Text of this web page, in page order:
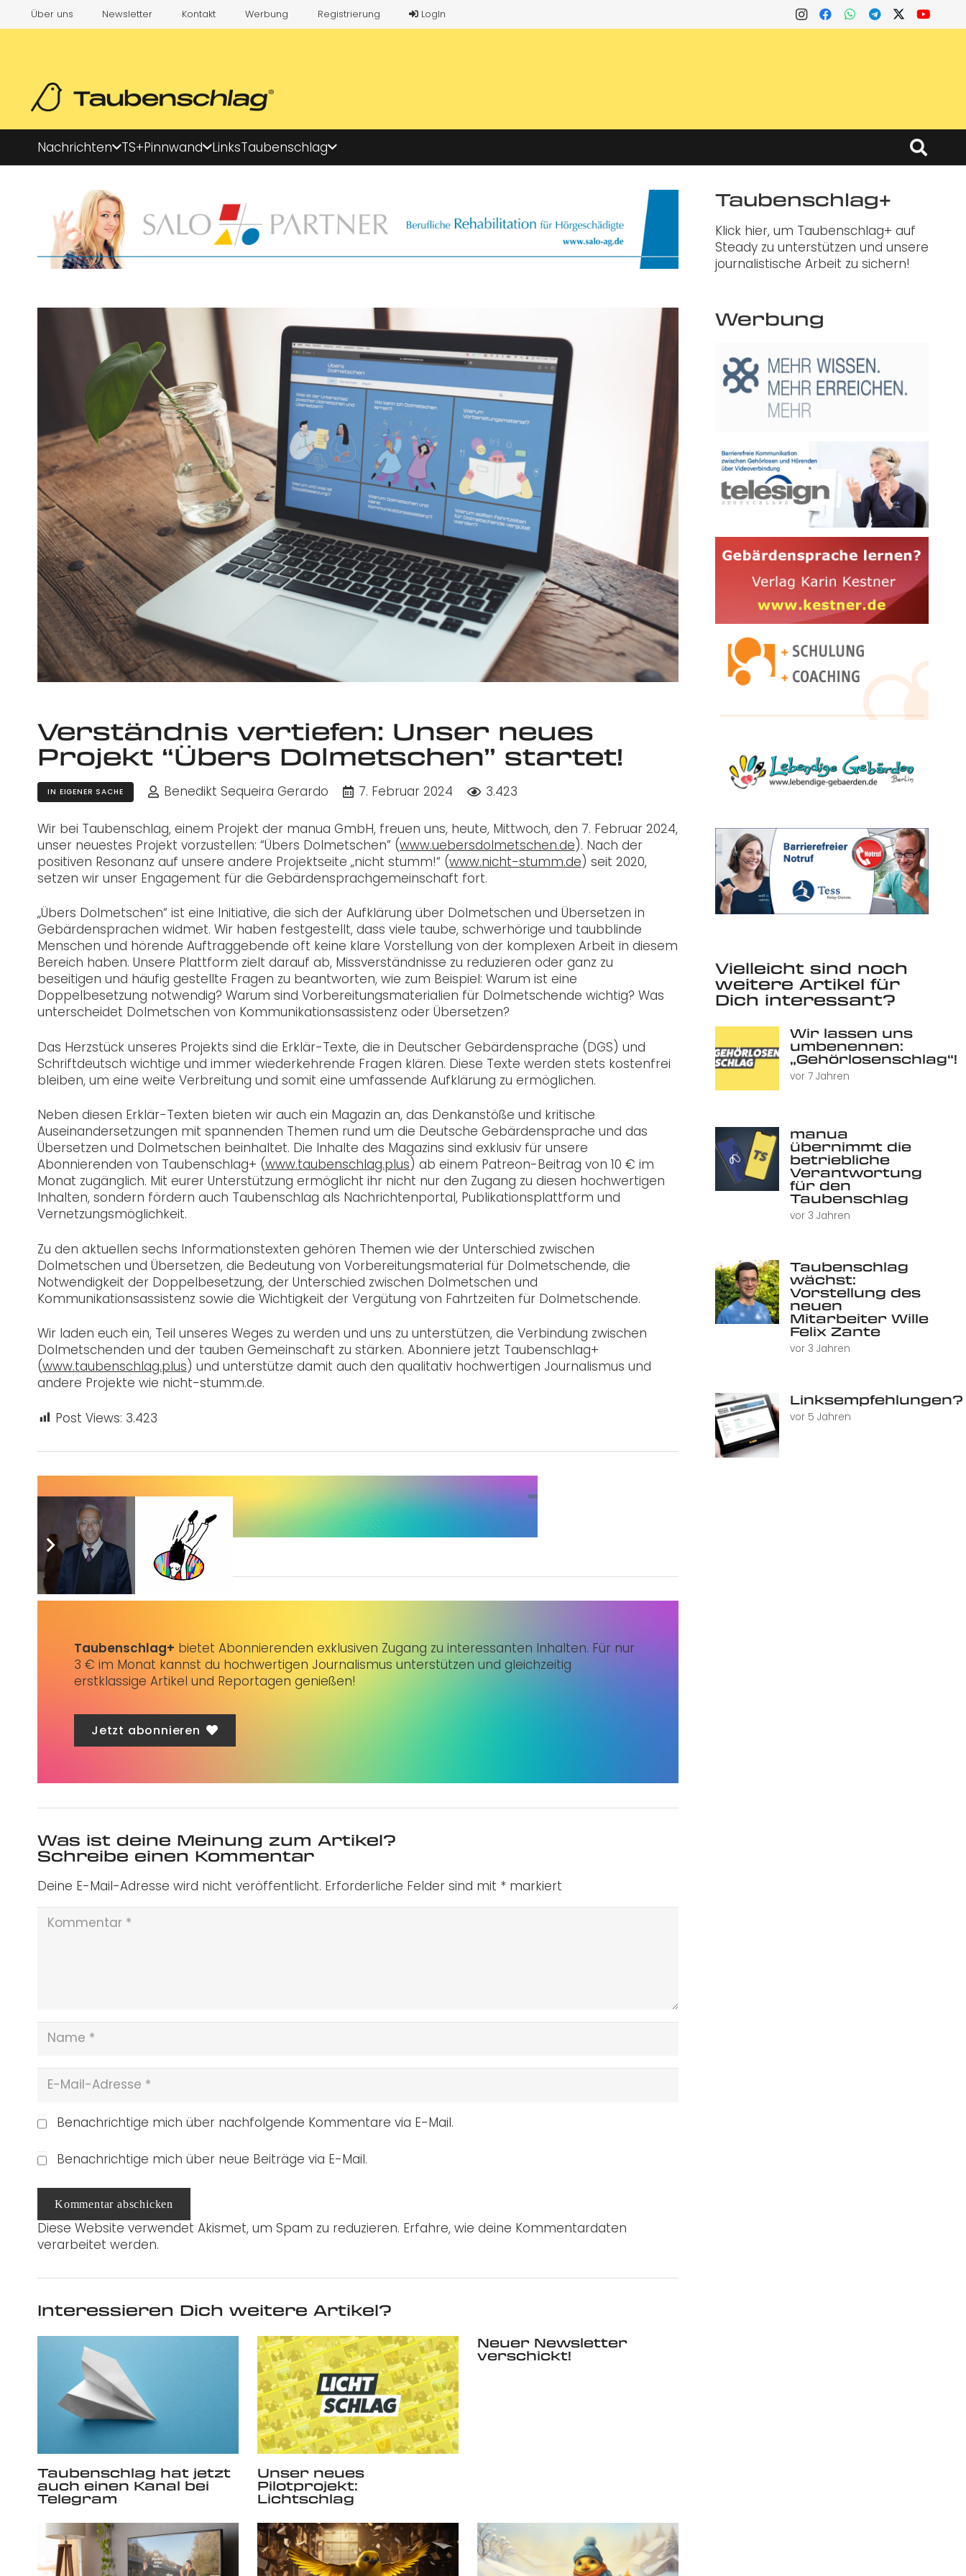
Über uns Newsletter Kontakt Werbung Registrierung LogIn
Nachrichten TS+Pinnwand LinksTaubenschlag
Verständnis vertiefen: Unser neues
Projekt “Übers Dolmetschen” startet!
IN EIGENER SACHE Benedikt Sequeira Gerardo 7. Februar 2024 3.423
Wir bei Taubenschlag, einem Projekt der manua GmbH, freuen uns, heute, Mittwoch, den 7. Februar 2024,
unser neuestes Projekt vorzustellen: “Übers Dolmetschen” (www.uebersdolmetschen.de). Nach der
positiven Resonanz auf unsere andere Projektseite „nicht stumm!“ (www.nicht-stumm.de) seit 2020,
setzen wir unser Engagement für die Gebärdensprachgemeinschaft fort.
„Übers Dolmetschen“ ist eine Initiative, die sich der Aufklärung über Dolmetschen und Übersetzen in
Gebärdensprachen widmet. Wir haben festgestellt, dass viele taube, schwerhörige und taubblinde
Menschen und hörende Auftraggebende oft keine klare Vorstellung von der komplexen Arbeit in diesem
Bereich haben. Unsere Plattform zielt darauf ab, Missverständnisse zu reduzieren oder ganz zu
beseitigen und häufig gestellte Fragen zu beantworten, wie zum Beispiel: Warum ist eine
Doppelbesetzung notwendig? Warum sind Vorbereitungsmaterialien für Dolmetschende wichtig? Was
unterscheidet Dolmetschen von Kommunikationsassistenz oder Übersetzen?
Das Herzstück unseres Projekts sind die Erklär-Texte, die in Deutscher Gebärdensprache (DGS) und
Schriftdeutsch wichtige und immer wiederkehrende Fragen klären. Diese Texte werden stets kostenfrei
bleiben, um eine weite Verbreitung und somit eine umfassende Aufklärung zu ermöglichen.
Neben diesen Erklär-Texten bieten wir auch ein Magazin an, das Denkanstöße und kritische
Auseinandersetzungen mit spannenden Themen rund um die Deutsche Gebärdensprache und das
Übersetzen und Dolmetschen beinhaltet. Die Inhalte des Magazins sind exklusiv für unsere
Abonnierenden von Taubenschlag+ (www.taubenschlag.plus) ab einem Patreon-Beitrag von 10 € im
Monat zugänglich. Mit eurer Unterstützung ermöglicht ihr nicht nur den Zugang zu diesen hochwertigen
Inhalten, sondern fördern auch Taubenschlag als Nachrichtenportal, Publikationsplattform und
Vernetzungsmöglichkeit.
Zu den aktuellen sechs Informationstexten gehören Themen wie der Unterschied zwischen
Dolmetschen und Übersetzen, die Bedeutung von Vorbereitungsmaterial für Dolmetschende, die
Notwendigkeit der Doppelbesetzung, der Unterschied zwischen Dolmetschen und
Kommunikationsassistenz sowie die Wichtigkeit der Vergütung von Fahrtzeiten für Dolmetschende.
Wir laden euch ein, Teil unseres Weges zu werden und uns zu unterstützen, die Verbindung zwischen
Dolmetschenden und der tauben Gemeinschaft zu stärken. Abonniere jetzt Taubenschlag+
(www.taubenschlag.plus) und unterstütze damit auch den qualitativ hochwertigen Journalismus und
andere Projekte wie nicht-stumm.de.
Post Views: 3.423
Sie wünschen sich auch eine Werbeanzeige?
Taubenschlag+ bietet Abonnierenden exklusiven Zugang zu interessanten Inhalten. Für nur
3 € im Monat kannst du hochwertigen Journalismus unterstützen und gleichzeitig
erstklassige Artikel und Reportagen genießen!
Jetzt abonnieren
Was ist deine Meinung zum Artikel?
Schreibe einen Kommentar
Deine E-Mail-Adresse wird nicht veröffentlicht. Erforderliche Felder sind mit * markiert
Benachrichtige mich über nachfolgende Kommentare via E-Mail.
Benachrichtige mich über neue Beiträge via E-Mail.
Kommentar abschicken
Diese Website verwendet Akismet, um Spam zu reduzieren. Erfahre, wie deine Kommentardaten
verarbeitet werden.
Interessieren Dich weitere Artikel?
Taubenschlag hat jetzt
auch einen Kanal bei
Telegram
Unser neues
Pilotprojekt:
Lichtschlag
Neuer Newsletter
verschickt!
Taubenschlag+
Klick hier, um Taubenschlag+ auf
Steady zu unterstützen und unsere
journalistische Arbeit zu sichern!
Werbung
Vielleicht sind noch
weitere Artikel für
Dich interessant?
Wir lassen uns
umbenennen:
„Gehörlosenschlag“!
vor 7 Jahren
manua
übernimmt die
betriebliche
Verantwortung
für den
Taubenschlag
vor 3 Jahren
Taubenschlag
wächst:
Vorstellung des
neuen
Mitarbeiter Wille
Felix Zante
vor 3 Jahren
Linksempfehlungen?
vor 5 Jahren